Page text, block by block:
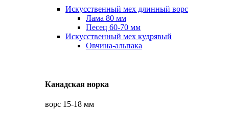
Искусственный мех длинный ворс
Лама 80 мм
Песец 60-70 мм
Искусственный мех кудрявый
Овчина-альпака
Канадская норка
ворс 15-18 мм